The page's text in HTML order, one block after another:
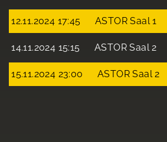
12.11.2024 17:45 ASTOR Saal 1
14.11.2024 15:15 ASTOR Saal 2
15.11.2024 23:00 ASTOR Saal 2